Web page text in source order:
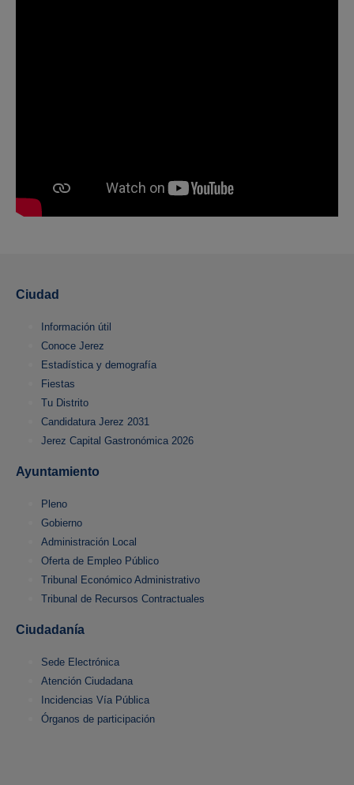
Ciudad
Información útil
Conoce Jerez
Estadística y demografía
Fiestas
Tu Distrito
Candidatura Jerez 2031
Jerez Capital Gastronómica 2026
Ayuntamiento
Pleno
Gobierno
Administración Local
Oferta de Empleo Público
Tribunal Económico Administrativo
Tribunal de Recursos Contractuales
Ciudadanía
Sede Electrónica
Atención Ciudadana
Incidencias Vía Pública
Órganos de participación